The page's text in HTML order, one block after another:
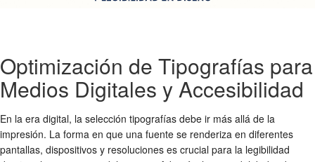
Optimización de Tipografías para
Medios Digitales y Accesibilidad
En la era digital, la selección tipografías debe ir más allá de la
impresión. La forma en que una fuente se renderiza en diferentes
pantallas, dispositivos y resoluciones es crucial para la legibilidad